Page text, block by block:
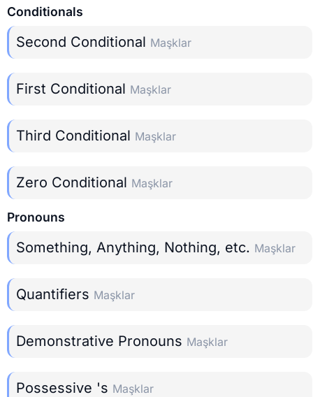
Conditionals
Second Conditional Maşklar
First Conditional Maşklar
Third Conditional Maşklar
Zero Conditional Maşklar
Pronouns
Something, Anything, Nothing, etc. Maşklar
Quantifiers Maşklar
Demonstrative Pronouns Maşklar
Possessive 's Maşklar